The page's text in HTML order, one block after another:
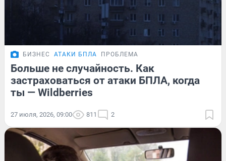
БИЗНЕС АТАКИ БПЛА ПРОБЛЕМА
Больше не случайность. Как
застраховаться от атаки БПЛА, когда
ты — Wildberries
27 июля, 2026, 09:00 811 2